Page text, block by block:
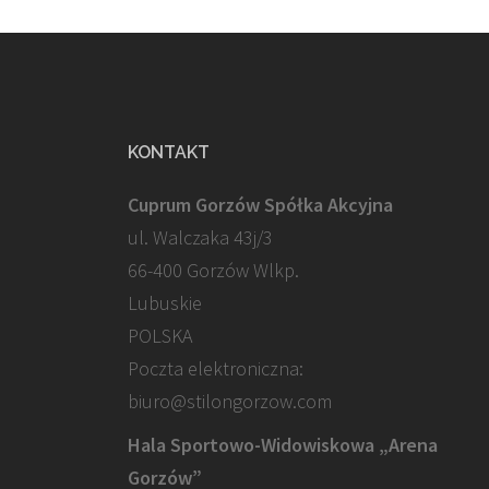
KONTAKT
Cuprum Gorzów Spółka Akcyjna
ul. Walczaka 43j/3
66-400 Gorzów Wlkp.
Lubuskie
POLSKA
Poczta elektroniczna:
biuro@stilongorzow.com
Hala Sportowo-Widowiskowa „Arena
Gorzów”